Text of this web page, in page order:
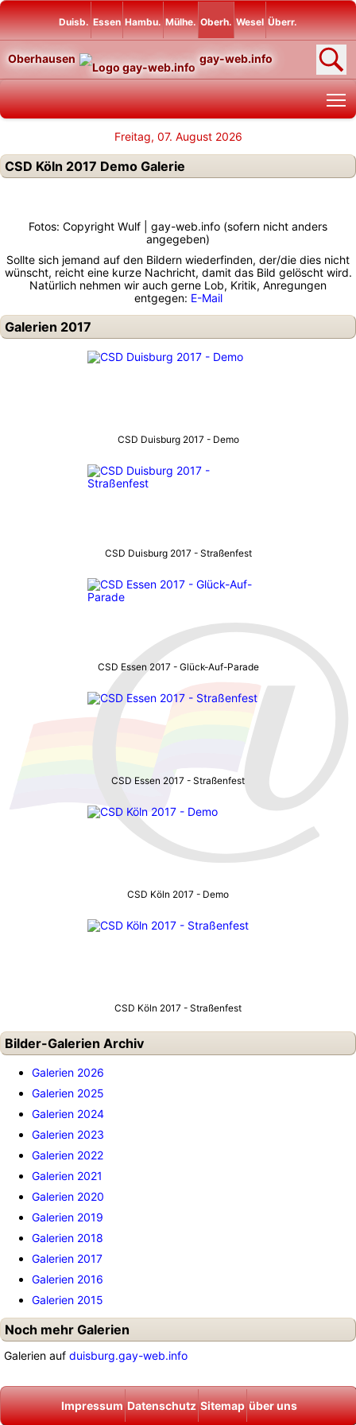
Duisb. Essen Hambu. Mülhe. Oberh. Wesel Überr.
Oberhausen gay-web.info
Freitag, 07. August 2026
CSD Köln 2017 Demo Galerie
Fotos: Copyright Wulf | gay-web.info (sofern nicht anders
angegeben)
Sollte sich jemand auf den Bildern wiederfinden, der/die dies nicht
wünscht, reicht eine kurze Nachricht, damit das Bild gelöscht wird.
Natürlich nehmen wir auch gerne Lob, Kritik, Anregungen
entgegen: E-Mail
Galerien 2017
CSD Duisburg 2017 - Demo
CSD Duisburg 2017 - Straßenfest
CSD Essen 2017 - Glück-Auf-Parade
CSD Essen 2017 - Straßenfest
CSD Köln 2017 - Demo
CSD Köln 2017 - Straßenfest
Bilder-Galerien Archiv
Galerien 2026
Galerien 2025
Galerien 2024
Galerien 2023
Galerien 2022
Galerien 2021
Galerien 2020
Galerien 2019
Galerien 2018
Galerien 2017
Galerien 2016
Galerien 2015
Noch mehr Galerien
Galerien auf duisburg.gay-web.info
Impressum Datenschutz Sitemap über uns